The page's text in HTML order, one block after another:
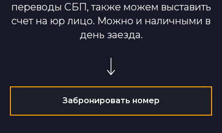
переводы СБП, также можем выставить
счет на юр лицо. Можно и наличными в
день заезда.
Забронировать номер